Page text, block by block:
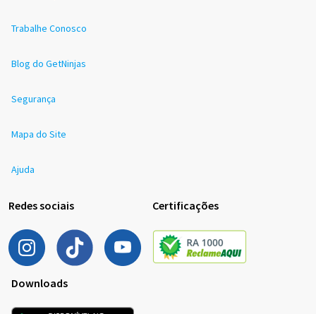
Trabalhe Conosco
Blog do GetNinjas
Segurança
Mapa do Site
Ajuda
Redes sociais Certificações
Downloads